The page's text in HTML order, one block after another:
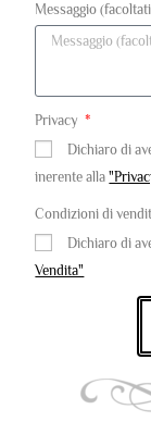
Messaggio
Privacy
Dichiaro di
inerente alla
Condizioni di
Dichiaro di
Vendita"